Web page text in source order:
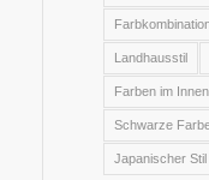
Landhausstil
Farben im
Schwarze
Japanischer Stil